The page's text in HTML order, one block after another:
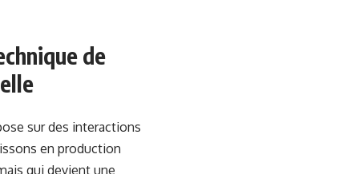
de
sur des interactions
en production
qui devient une